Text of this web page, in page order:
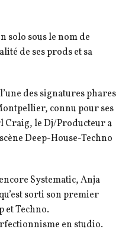
solo sous le nom de
de ses prods et sa
des signatures phares
connu pour ses
Craig, le Dj/Producteur a
Deep-House-Techno
Systematic, Anja
sorti son premier
et Techno.
en studio.